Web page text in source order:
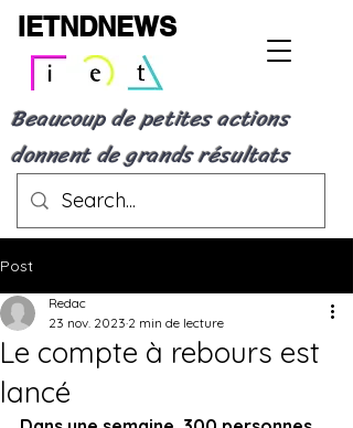
IETNDNEWS
Beaucoup de petites actions
donnent de grands résultats
Post
Le compte à rebours est
lancé
Redac
23 nov. 2023 2 min de lecture